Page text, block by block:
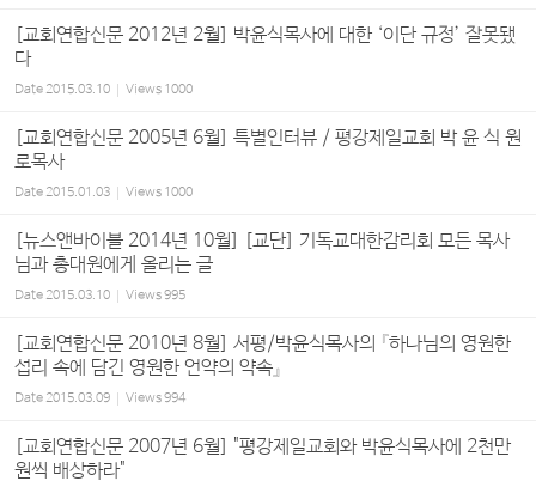
[교회연합신문 2012년 2월] 박윤식목사에 대한 ‘이단 규정’ 잘못됐
다
Date2015.03.10 Views 1000
[교회연합신문 2005년 6월] 특별인터뷰 / 평강제일교회 박 윤 식 원
로목사
Date2015.01.03 Views 1000
[뉴스앤바이블 2014년 10월] [교단] 기독교대한감리회 모든 목사
님과 총대원에게 올리는 글
Date2015.03.10 Views995
[교회연합신문 2010년 8월] 서평/박윤식목사의 『하나님의 영원한
섭리 속에 담긴 영원한 언약의 약속』
Date2015.03.09 Views994
[교회연합신문 2007년 6월] "평강제일교회와 박윤식목사에 2천만
원씩 배상하라"